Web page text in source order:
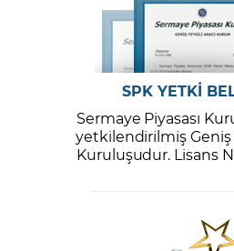
SPK YETKİ
Sermaye Piyasası
yetkilendirilmiş Geniş
Kuruluşudur. Lisans